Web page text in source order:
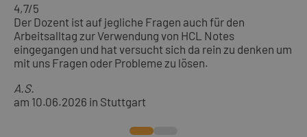
4,7/5
Der Dozent ist auf jegliche Fragen auch für den
Arbeitsalltag zur Verwendung von HCL Notes
eingegangen und hat versucht sich da rein zu denken um
mit uns Fragen oder Probleme zu lösen.
A.S.
am 10.06.2026 in Stuttgart